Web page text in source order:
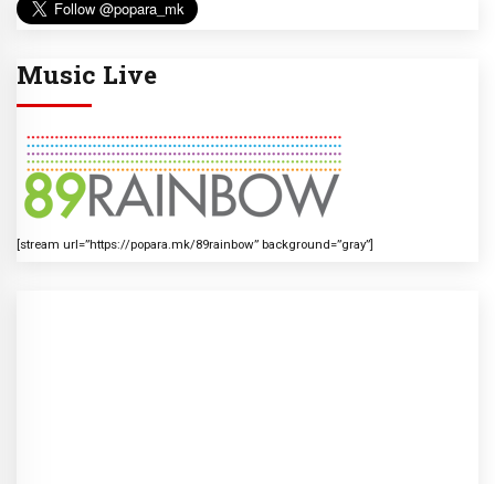
Music Live
[stream url=”https://popara.mk/89rainbow” background=”gray”]